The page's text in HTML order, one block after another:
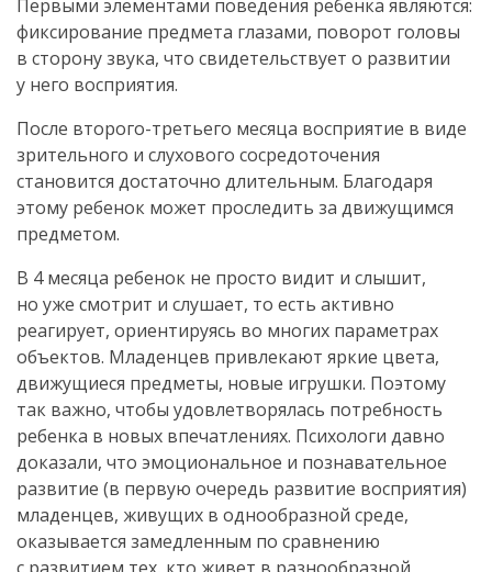
Первыми элементами поведения ребенка являются:
фиксирование предмета глазами, поворот головы
в сторону звука, что свидетельствует о развитии
у него восприятия.
После второго-третьего месяца восприятие в виде
зрительного и слухового сосредоточения
становится достаточно длительным. Благодаря
этому ребенок может проследить за движущимся
предметом.
В 4 месяца ребенок не просто видит и слышит,
но уже смотрит и слушает, то есть активно
реагирует, ориентируясь во многих параметрах
объектов. Младенцев привлекают яркие цвета,
движущиеся предметы, новые игрушки. Поэтому
так важно, чтобы удовлетворялась потребность
ребенка в новых впечатлениях. Психологи давно
доказали, что эмоциональное и познавательное
развитие (в первую очередь развитие восприятия)
младенцев, живущих в однообразной среде,
оказывается замедленным по сравнению